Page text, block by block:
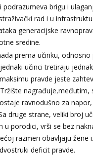
podrazumeva brigu i
rad i u
generacijske
sredine.
prema učinku, odnosno
učinci tretiraju
pravde jeste
nagrađuje,međutim,
ravnodušno za
druge strane, veliki broj
u porodici, vrši se bez
razmeri obavljaju žene
deficit pravde.